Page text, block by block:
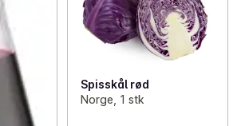
Spisskål rød
Norge, 1 stk